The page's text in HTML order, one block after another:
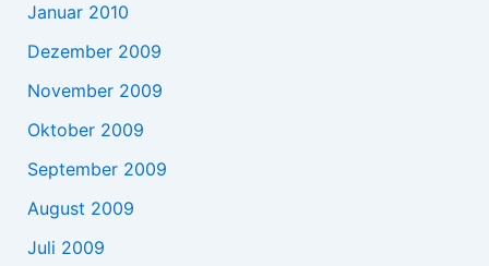
Januar 2010
Dezember 2009
November 2009
Oktober 2009
September 2009
August 2009
Juli 2009